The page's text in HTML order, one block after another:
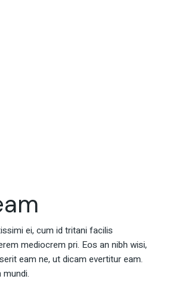
ei, cum id tritani facilis
mediocrem pri. Eos an nibh wisi,
eam ne, ut dicam evertitur eam.